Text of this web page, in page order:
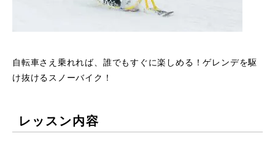
自転車さえ乗れれば、誰でもすぐに楽しめる！ゲレンデを駆
け抜けるスノーバイク！
レッスン内容